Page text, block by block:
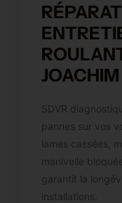
JOACHIM
SDVR
pannes sur vos
lames cassées,
manivelle
garantit la
installations.